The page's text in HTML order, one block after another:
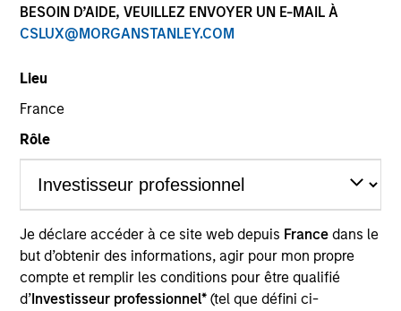
BESOIN D’AIDE, VEUILLEZ ENVOYER UN E-MAIL À
CSLUX@MORGANSTANLEY.COM
Lieu
France
Rôle
Je déclare accéder à ce site web depuis France dans le
but d’obtenir des informations, agir pour mon propre
compte et remplir les conditions pour être qualifié
d’Investisseur professionnel*(tel que défini ci-
Years
Morgan Stanley Capital Partners